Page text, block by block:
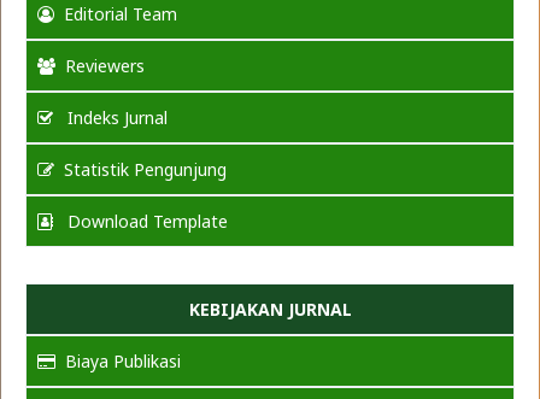
Editorial Team
Reviewers
Indeks Jurnal
Statistik Pengunjung
Download Template
KEBIJAKAN JURNAL
Biaya Publikasi